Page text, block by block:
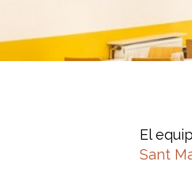
El
Sant